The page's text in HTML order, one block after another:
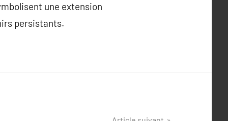
une extension
persistants.